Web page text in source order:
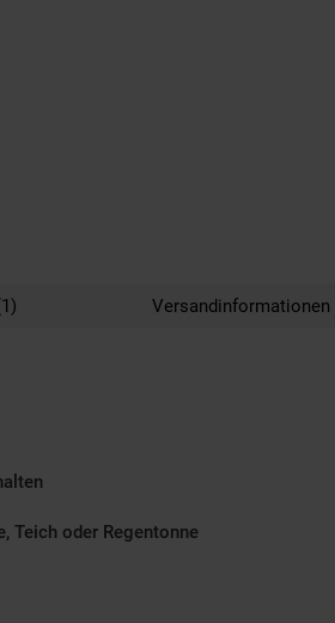
Versandinformationen
Teich oder Regentonne